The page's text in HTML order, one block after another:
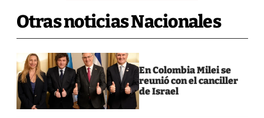
Otras noticias Nacionales
En Colombia Milei se
reunió con el canciller
de Israel